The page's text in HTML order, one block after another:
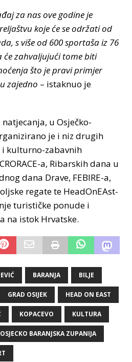
za nas ove godine je
koje će se održati od
s više od 600 sportaša iz 76
će zahvaljujući tome biti
što je pravi primjer
zajedno – istaknuo je
u Osječko-
je i niz drugih
kulturno-zabavnih
a, Ribarskih dana u
dana Drave, FEBIRE-a,
regate te HeadOnEAst-
turističke ponude i
na istok Hrvatske.
BARANJA BILJE
GRAD OSIJEK HEAD ON EAST
KOPACEVO KULTURA
OSJECKO BARANJSKA ZUPANIJA